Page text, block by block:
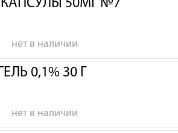
50МГ №7
нет в наличии
0,1% 30 Г
нет в наличии